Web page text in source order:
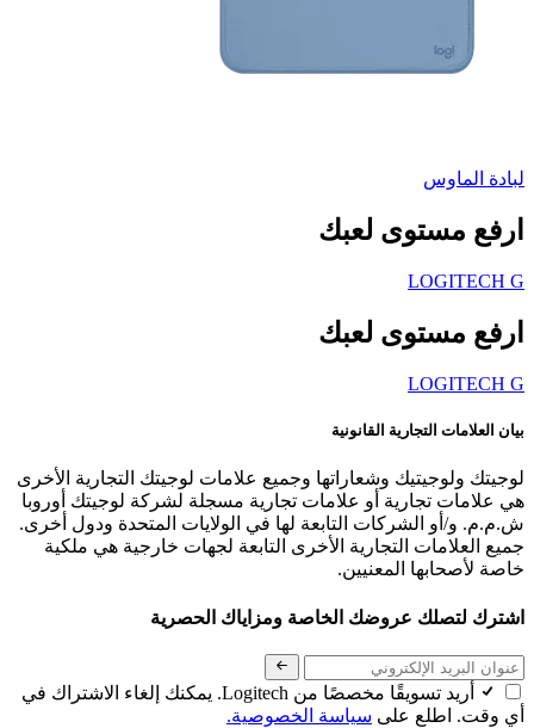
لبادة الماوس
ارفع مستوى لعبك
LOGITECH G
ارفع مستوى لعبك
LOGITECH G
بيان العلامات التجارية القانونية
لوجيتك ولوجيتيك وشعاراتها وجميع علامات لوجيتك التجارية الأخرى
هي علامات تجارية أو علامات تجارية مسجلة لشركة لوجيتك أوروبا
ش.م.م. و/أو الشركات التابعة لها في الولايات المتحدة ودول أخرى.
جميع العلامات التجارية الأخرى التابعة لجهات خارجية هي ملكية
خاصة لأصحابها المعنيين.
اشترك لتصلك عروضك الخاصة ومزاياك الحصرية
أريد تسويقًا مخصصًا من Logitech. يمكنك إلغاء الاشتراك في
أي وقت. اطلع على سياسة الخصوصية.